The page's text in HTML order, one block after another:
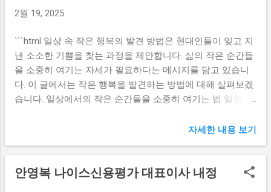
의 인간 관계 회복의 중요성을 일깨워주는 역할을 하였습니
대한 부담을 느끼고 있는 요즘, 이러한 행사는 신뢰할 수 있는
플랫폼을 통해 서로를 알아갈 수 있는 기회를 제공합니다. 특
히, 혼자서 해결하기 힘든 문제를 사회적으로 함께 해결해가
려는 시도가 더욱 필요합니다. 행사를 통해 참가자들은 새로
운 인연을 ...
고 있다. 이러한 소비 위축 현상은 여러 산업 분야에서 판매량
고 있다. 소비자들이 지갑을 닫음으로써 소규모 자영업자들
의 경기도 더욱 악화되고 있다. 결국, 소비자의 심리적 불안은
소비 활동을 억제하게 되며, 이는 경제 전반에 걸쳐 부정적인
영향을 미친다. 소비 심리가 회복되지 않는 한 경기는 더욱 둔
화될 것이며, 이에 따라 자영업자들의 상황도 계속해서 나빠
채가 증가하는 현상은 경제의 불황과 밀접한 관련이 있다. 소
비자들의 소비가 감소하면서 자영업자들은 매출에 타격을 입
다. 통계청에 따르면, 자영업자들은 대출을 통해 인건비와 임
2월 19, 2025
```html 일상 속 작은 행복의 발견 방법은 현대인들이 잊고 지
낸 소소한 기쁨을 찾는 과정을 제안합니다. 삶의 작은 순간들
을 소중히 여기는 자세가 필요하다는 메시지를 담고 있습니
다. 이 글에서는 작은 행복을 발견하는 방법에 대해 살펴보겠
습니다. 일상에서의 작은 순간들을 소중히 여기는 법 일상 속
을 귀 기울여 바라볼 필요가 있습니다. 코로나19 이후 많은 사
기쁨을 누리는 방법을 잃어버린 듯합니다. 하지만 오늘, 이 순
간에도 우리 곁에는 많은 작은 행복이 존재합니다. 우리가 하
자세한 내용 보기
안영복 나이스신용평가 대표이사 내정